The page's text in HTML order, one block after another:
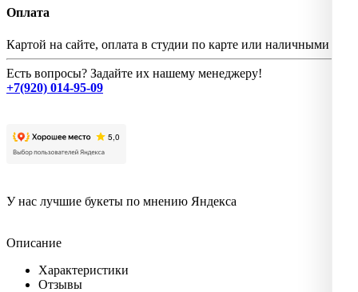
Оплата
Картой на сайте, оплата в студии по карте или наличными
Есть вопросы? Задайте их нашему менеджеру!
+7(920) 014-95-09
У нас лучшие букеты по мнению Яндекса
Описание
Характеристики
Отзывы